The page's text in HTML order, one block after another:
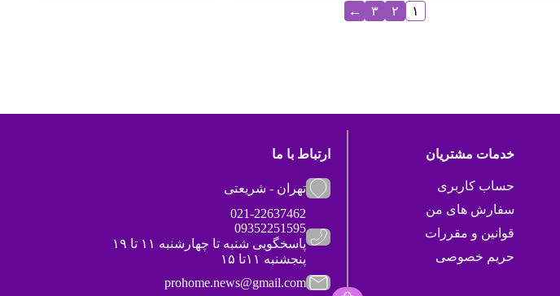
۱ ۲ ۳ ←
خدمات مشتریان
حساب کاربری
سفارش های من
قوانین و مقررات
حریم خصوصی
ارتباط با ما
تهران - شریعتی
021-22637462
09352251595
پاسخگویی شنبه تا چهارشنبه ۱۱ تا ۱۹
پنجشنبه ۱۱تا ۱۵
prohome.news@gmail.com